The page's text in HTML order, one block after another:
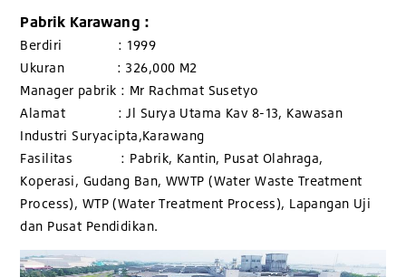
Pabrik Karawang :
Berdiri : 1999
Ukuran : 326,000 M2
Manager pabrik : Mr Rachmat Susetyo
Alamat : Jl Surya Utama Kav 8-13, Kawasan
Industri Suryacipta,Karawang
Fasilitas : Pabrik, Kantin, Pusat Olahraga,
Koperasi, Gudang Ban, WWTP (Water Waste Treatment
Process), WTP (Water Treatment Process), Lapangan Uji
dan Pusat Pendidikan.